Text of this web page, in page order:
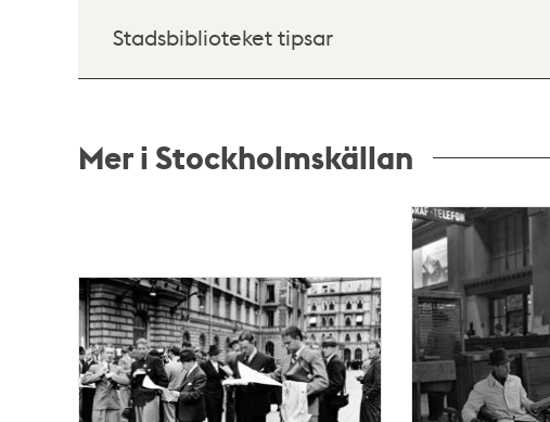
Stadsbiblioteket tipsar
Mer i Stockholmskällan
och
teman